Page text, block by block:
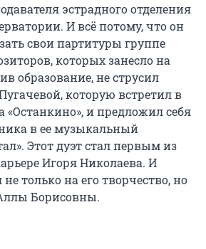
эстрадного отделения
И всё потому, что он
свои партитуры группе
которых занесло на
образование, не струсил
которую встретил в
«Останкино», и предложил себя
в ее музыкальный
Этот дуэт стал первым из
Игоря Николаева. И
только на его творчество, но
Борисовны.